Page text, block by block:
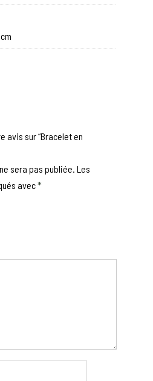
avis sur “Bracelet en
sera pas publiée. Les
avec*